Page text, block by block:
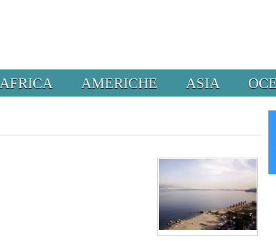
AFRICA AMERICHE ASIA